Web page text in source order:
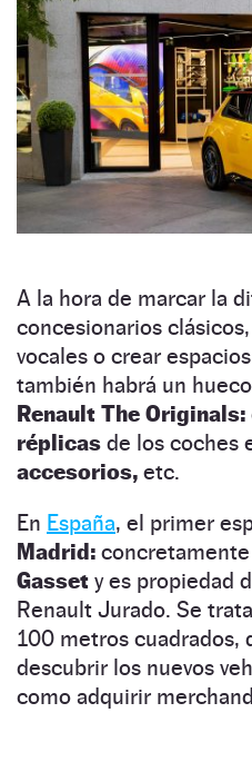
A la hora de marcar la
concesionarios
vocales o crear
también habrá un
Renault The Originals:
réplicas de los coches
accesorios, etc.
En España, el primer
Madrid:
Gasset y es propiedad
Renault Jurado. Se
100 metros cuadrados,
descubrir los nuevos
como adquirir